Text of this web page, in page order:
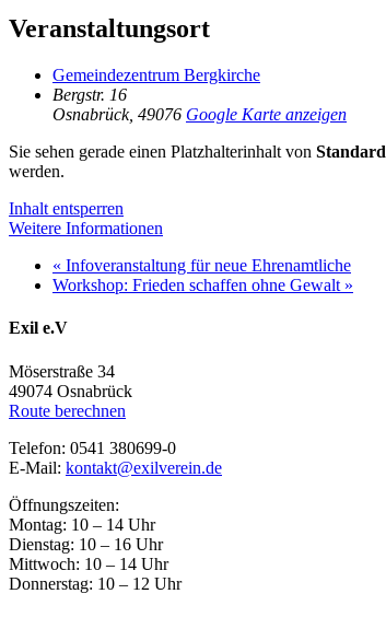
Veranstaltungsort
Gemeindezentrum Bergkirche
Bergstr. 16
Osnabrück, 49076 Google Karte anzeigen
Sie sehen gerade einen Platzhalterinhalt von Standard
werden.
Inhalt entsperren
Weitere Informationen
« Infoveranstaltung für neue Ehrenamtliche
Workshop: Frieden schaffen ohne Gewalt »
Exil e.V
Möserstraße 34
49074 Osnabrück
Route berechnen
Telefon: 0541 380699-0
E-Mail: kontakt@exilverein.de
Öffnungszeiten:
Montag: 10 – 14 Uhr
Dienstag: 10 – 16 Uhr
Mittwoch: 10 – 14 Uhr
Donnerstag: 10 – 12 Uhr